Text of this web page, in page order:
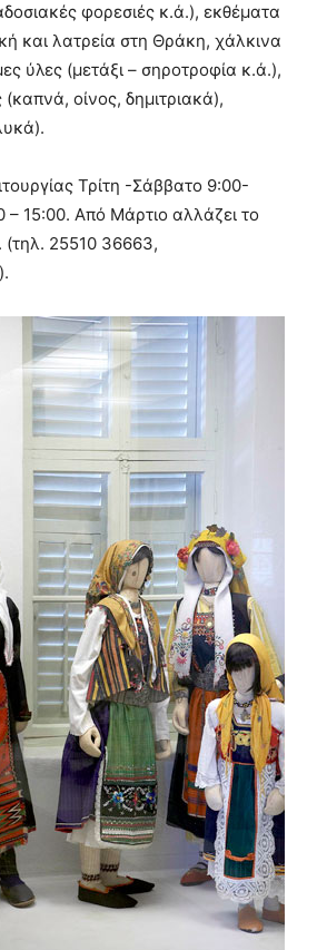
φορεσιές κ.ά.), εκθέματα
και λατρεία στη Θράκη, χάλκινα
ύλες (μετάξι – σηροτροφία κ.ά.),
(καπνά, οίνος, δημιτριακά),
Τρίτη -Σάββατο 9:00-
– 15:00. Από Μάρτιο αλλάζει το
(τηλ. 25510 36663,
).